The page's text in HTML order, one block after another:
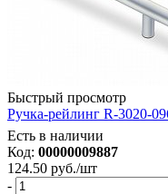
Быстрый просмотр
Ручка-рейлинг R-3020-
Есть в наличии
Код: 00000009887
124.50 руб./шт
-